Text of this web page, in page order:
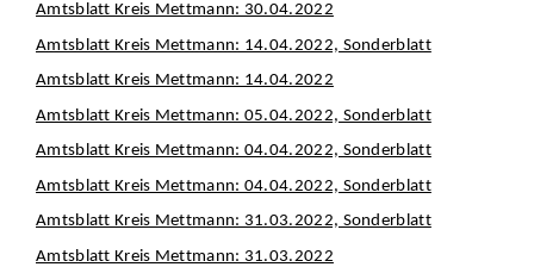
Amtsblatt Kreis Mettmann: 30.04.2022
Amtsblatt Kreis Mettmann: 14.04.2022, Sonderblatt
Amtsblatt Kreis Mettmann: 14.04.2022
Amtsblatt Kreis Mettmann: 05.04.2022, Sonderblatt
Amtsblatt Kreis Mettmann: 04.04.2022, Sonderblatt
Amtsblatt Kreis Mettmann: 04.04.2022, Sonderblatt
Amtsblatt Kreis Mettmann: 31.03.2022, Sonderblatt
Amtsblatt Kreis Mettmann: 31.03.2022